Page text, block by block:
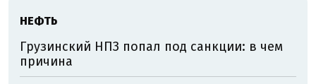
НЕФТЬ
Грузинский НПЗ попал под санкции: в чем
причина